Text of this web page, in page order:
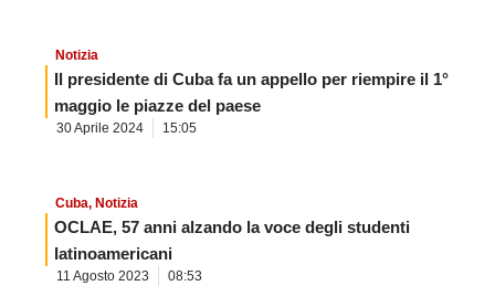
Notizia
Il presidente di Cuba fa un appello per riempire il 1°
maggio le piazze del paese
30 Aprile 2024 15:05
Cuba, Notizia
OCLAE, 57 anni alzando la voce degli studenti
latinoamericani
11 Agosto 2023 08:53